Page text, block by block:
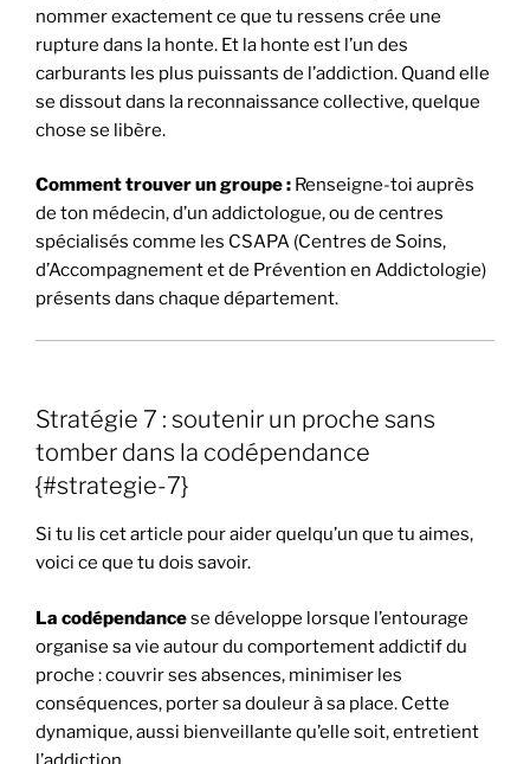
nommer exactement ce que tu ressens crée une
rupture dans la honte. Et la honte est l’un des
carburants les plus puissants de l’addiction. Quand elle
se dissout dans la reconnaissance collective, quelque
chose se libère.
Comment trouver un groupe : Renseigne-toi auprès
de ton médecin, d’un addictologue, ou de centres
spécialisés comme les CSAPA (Centres de Soins,
d’Accompagnement et de Prévention en Addictologie)
présents dans chaque département.
Stratégie 7 : soutenir un proche sans
tomber dans la codépendance
{#strategie-7}
Si tu lis cet article pour aider quelqu’un que tu aimes,
voici ce que tu dois savoir.
La codépendancese développe lorsque l’entourage
organise sa vie autour du comportement addictif du
proche : couvrir ses absences, minimiser les
conséquences, porter sa douleur à sa place. Cette
dynamique, aussi bienveillante qu’elle soit, entretient